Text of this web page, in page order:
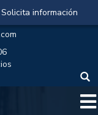
Solicita información